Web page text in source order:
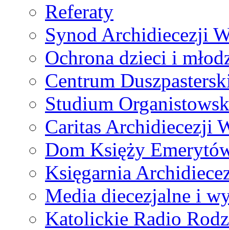
Referaty
Synod Archidiecezji
Ochrona dzieci i
Centrum
Studium
Caritas Archidiecezji
Dom Księży
Księgarnia
Media diecezjalne i
Katolickie Radio